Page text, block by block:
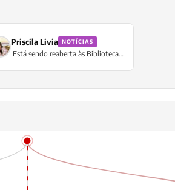
Priscila Livia NOTÍCIAS
Está sendo reaberta às Bibliotecas
Garcia para o público